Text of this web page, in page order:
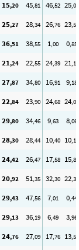
15,20 45,81 46,52 25,00
25,27 28,34 26,76 23,55
36,51 38,55 1,00 0,85
21,24 22,55 24,39 21,11
27,87 34,80 16,91 9,18
22,84 23,90 24,68 24,03
29,80 34,46 9,63 8,06
28,30 28,44 10,40 10,17
24,42 26,47 17,58 15,81
20,92 51,35 32,30 22,30
29,43 47,56 7,01 0,44
29,13 36,19 6,49 3,96
24,76 27,09 17,76 13,58